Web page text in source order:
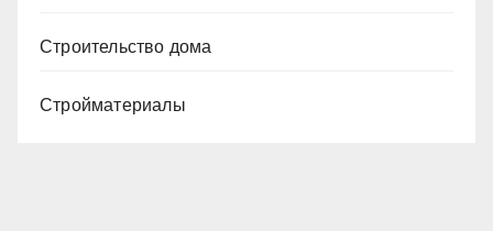
Строительство дома
Стройматериалы